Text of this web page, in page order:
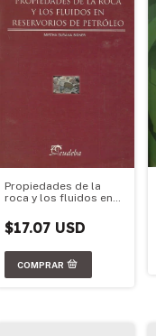
Propiedades de la
roca y los fluidos en
petróleo
$17.07 USD